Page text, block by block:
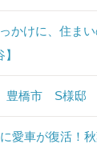
かけに、住ま
豊橋市 S様邸
愛車が復活！